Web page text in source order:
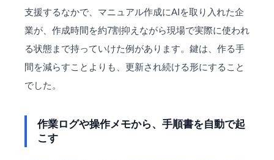
支援するなかで、マニュアル作成にAIを取り入れた企
業が、作成時間を約7割抑えながら現場で実際に使われ
る状態まで持っていけた例があります。鍵は、作る手
間を減らすことよりも、更新され続ける形にすること
でした。
作業ログや操作メモから、手順書を自動で起
こす